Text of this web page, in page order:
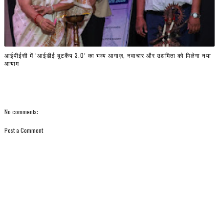
आईपीईसी में ‘आईडीई बूटकैंप 3.0’ का भव्य आगाज़, नवाचार और उद्यमिता को मिलेगा नया
आयाम
No comments:
Post a Comment